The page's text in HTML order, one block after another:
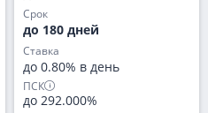
Срок
до 180 дней
Ставка
до 0.80% в день
ПСК
до 292.000%